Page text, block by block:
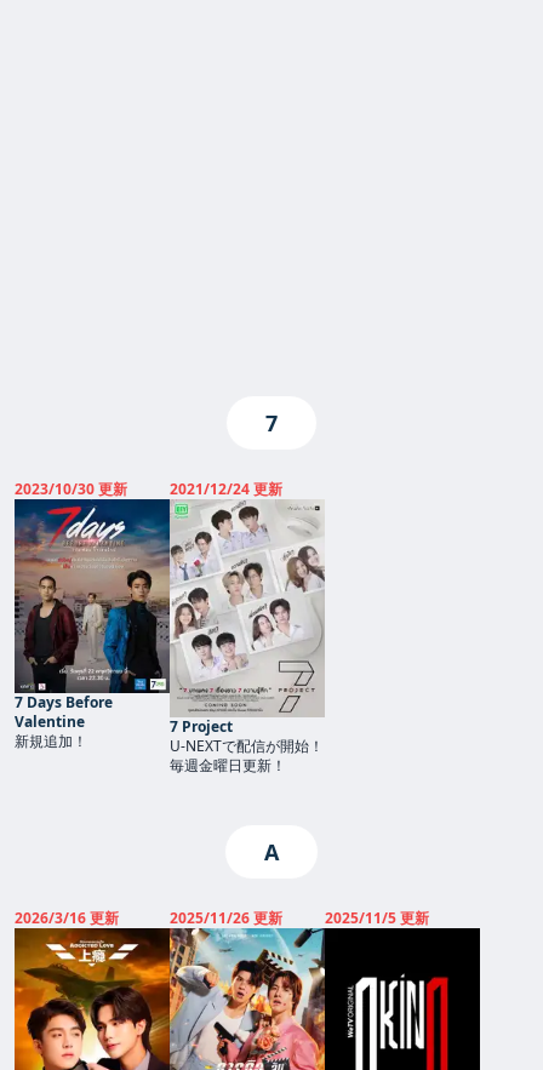
7
2023/10/30 更新
7 Days Before
Valentine
新規追加！
2021/12/24 更新
7 Project
U-NEXTで配信が開始！
毎週金曜日更新！
A
2026/3/16 更新 2025/11/26 更新 2025/11/5 更新